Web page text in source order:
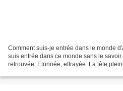
Comment suis-je entrée dans le monde
suis entrée dans ce monde sans le
retrouvée. Etonnée, effrayée. La tête